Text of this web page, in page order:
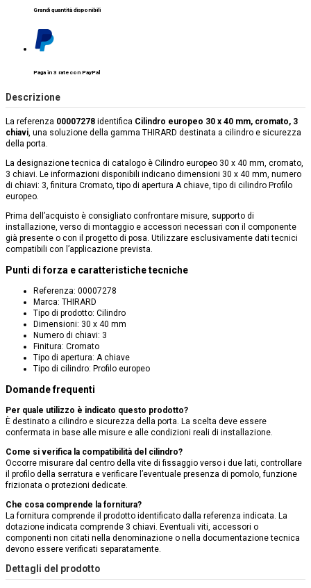
Grandi quantità disponibili
Paga in 3 rate con PayPal
Descrizione
La referenza 00007278 identifica Cilindro europeo 30 x 40 mm, cromato, 3
chiavi, una soluzione della gamma THIRARD destinata a cilindro e sicurezza
della porta.
La designazione tecnica di catalogo è Cilindro europeo 30 x 40 mm, cromato,
3 chiavi. Le informazioni disponibili indicano dimensioni 30 x 40 mm, numero
di chiavi: 3, finitura Cromato, tipo di apertura A chiave, tipo di cilindro Profilo
europeo.
Prima dell’acquisto è consigliato confrontare misure, supporto di
installazione, verso di montaggio e accessori necessari con il componente
già presente o con il progetto di posa. Utilizzare esclusivamente dati tecnici
compatibili con l’applicazione prevista.
Punti di forza e caratteristiche tecniche
Referenza: 00007278
Marca: THIRARD
Tipo di prodotto: Cilindro
Dimensioni: 30 x 40 mm
Numero di chiavi: 3
Finitura: Cromato
Tipo di apertura: A chiave
Tipo di cilindro: Profilo europeo
Domande frequenti
Per quale utilizzo è indicato questo prodotto?
È destinato a cilindro e sicurezza della porta. La scelta deve essere
confermata in base alle misure e alle condizioni reali di installazione.
Come si verifica la compatibilità del cilindro?
Occorre misurare dal centro della vite di fissaggio verso i due lati, controllare
il profilo della serratura e verificare l’eventuale presenza di pomolo, funzione
frizionata o protezioni dedicate.
Che cosa comprende la fornitura?
La fornitura comprende il prodotto identificato dalla referenza indicata. La
dotazione indicata comprende 3 chiavi. Eventuali viti, accessori o
componenti non citati nella denominazione o nella documentazione tecnica
devono essere verificati separatamente.
Dettagli del prodotto